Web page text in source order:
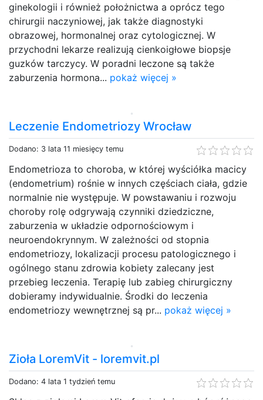
ginekologii i również położnictwa a oprócz tego
chirurgii naczyniowej, jak także diagnostyki
obrazowej, hormonalnej oraz cytologicznej. W
przychodni lekarze realizują cienkoigłowe biopsje
guzków tarczycy. W poradni leczone są także
zaburzenia hormona... pokaż więcej »
Leczenie Endometriozy Wrocław
Dodano: 3 lata 11 miesięcy temu
Endometrioza to choroba, w której wyściółka macicy
(endometrium) rośnie w innych częściach ciała, gdzie
normalnie nie występuje. W powstawaniu i rozwoju
choroby rolę odgrywają czynniki dziedziczne,
zaburzenia w układzie odpornościowym i
neuroendokrynnym. W zależności od stopnia
endometriozy, lokalizacji procesu patologicznego i
ogólnego stanu zdrowia kobiety zalecany jest
przebieg leczenia. Terapię lub zabieg chirurgiczny
dobieramy indywidualnie. Środki do leczenia
endometriozy wewnętrznej są pr... pokaż więcej »
Zioła LoremVit - loremvit.pl
Dodano: 4 lata 1 tydzień temu